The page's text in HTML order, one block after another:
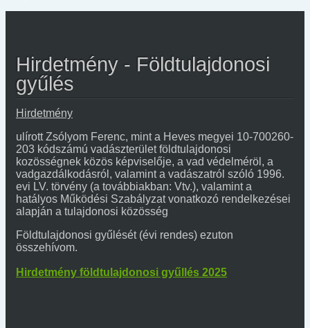
Hirdetmény - Földtulajdonosi
gyűlés
Hirdetmény
ulírott Zsólyom Ferenc, mint a Heves megyei 10-700260-
203 kódszámú vadászterület földtulajdonosi
kozösségnek közös képviselője, a vad védelméröl, a
vadgazdálkodásról, valamint a vadászatról szóló 1996.
evi LV. törvény (a továbbiakban: Vtv.), valamint a
hatályos Működési Szabályzat vonatkozó rendelkezései
alapján a tulajdonosi közösség
Földtulajdonosi gyűlését (évi rendes) ezuton
összehívom.
Hirdetmény földtulajdonosi gyűllés 2025